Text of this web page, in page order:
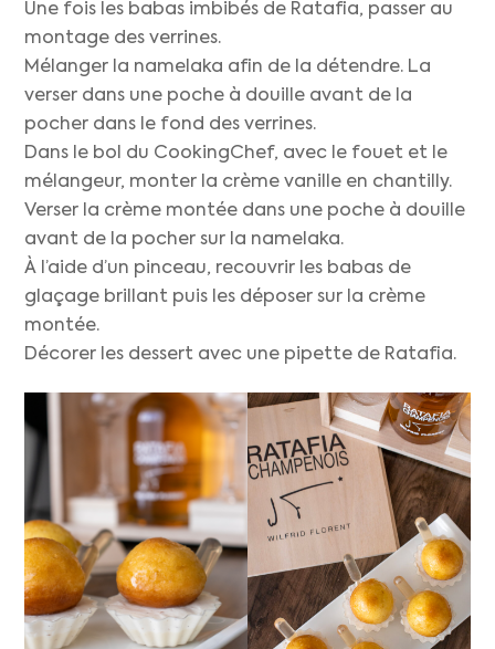
Une fois les babas imbibés de Ratafia, passer au
montage des verrines.
Mélanger la namelaka afin de la détendre. La
verser dans une poche à douille avant de la
pocher dans le fond des verrines.
Dans le bol du CookingChef, avec le fouet et le
mélangeur, monter la crème vanille en chantilly.
Verser la crème montée dans une poche à douille
avant de la pocher sur la namelaka.
À l’aide d’un pinceau, recouvrir les babas de
glaçage brillant puis les déposer sur la crème
montée.
Décorer les dessert avec une pipette de Ratafia.